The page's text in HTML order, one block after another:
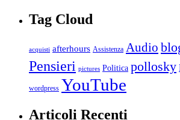
Tag Cloud
acquisti afterhours Assistenza Audio
Pensieri pictures Politica pollosky
wordpress YouTube
Articoli Recenti